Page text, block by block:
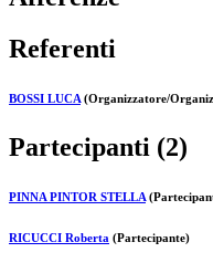
Referenti
BOSSI LUCA (Organizzatore/
Partecipanti (2)
PINNA PINTOR STELLA
RICUCCI Roberta (Partecipante)